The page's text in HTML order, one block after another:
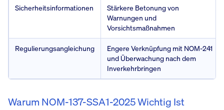
Sicherheitsinformationen
Stärkere Betonung von
Warnungen und
Vorsichtsmaßnahmen
Regulierungsangleichung
Engere Verknüpfung mit NOM-241
und Überwachung nach dem
Inverkehrbringen
Warum NOM-137-SSA1-2025 Wichtig Ist